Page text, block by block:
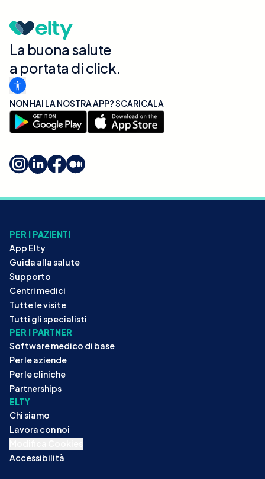
La buona salute
a portata di click.
NON HAI LA NOSTRA APP? SCARICALA
PER I PAZIENTI
App Elty
Guida alla salute
Supporto
Centri medici
Tutte le visite
Tutti gli specialisti
PER I PARTNER
Software medico di base
Per le aziende
Per le cliniche
Partnerships
ELTY
Chi siamo
Lavora con noi
Accessibilità